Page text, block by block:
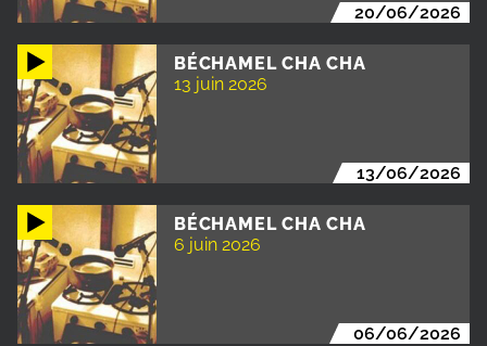
20/06/2026
BÉCHAMEL CHA CHA
13 juin 2026
13/06/2026
BÉCHAMEL CHA CHA
6 juin 2026
06/06/2026